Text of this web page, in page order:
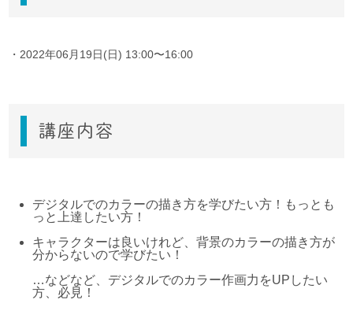
・2022年06月19日(日) 13:00〜16:00
講座内容
デジタルでのカラーの描き方を学びたい方！もっとも
っと上達したい方！
キャラクターは良いけれど、背景のカラーの描き方が
分からないので学びたい！
…などなど、デジタルでのカラー作画力をUPしたい
方、必見！